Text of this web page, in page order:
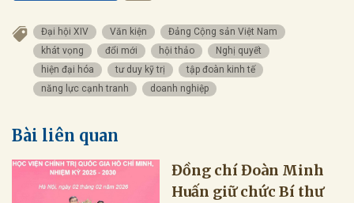
Đại hội XIV Văn kiện
Đảng Cộng sản Việt Nam
khát vọng
đổi mới hội thảo
Nghị quyết
hiện đại hóa
tư duy kỹ trị
tập đoàn kinh tế
năng lực cạnh tranh
doanh nghiệp
Bài liên quan
Đồng chí Đoàn Minh
Huấn giữ chức Bí thư